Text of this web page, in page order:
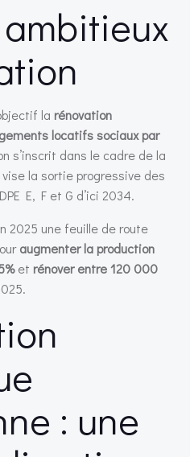
la rénovation
locatifs sociaux par
s’inscrit dans le cadre de la
la sortie progressive des
E, F et G d’ici 2034.
2025 une feuille de route
augmenter la production
et rénover entre 120 000
: une